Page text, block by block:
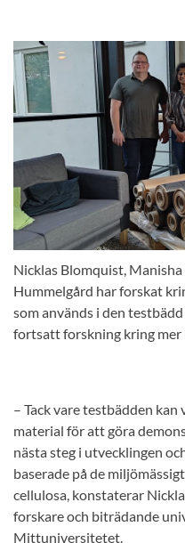
Nicklas Blomquist,
Hummelgård har forskat
som används i den
fortsatt forskning kring
– Tack vare testbädden
material för att göra
nästa steg i utvecklingen
baserade på de
cellulosa, konstaterar
forskare och biträdande
Mittuniversitetet.